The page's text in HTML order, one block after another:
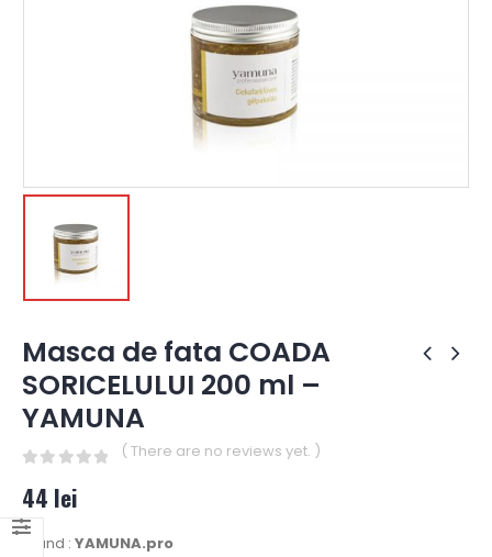
Masca de fata COADA
SORICELULUI 200 ml –
YAMUNA
( There are no reviews yet. )
44 lei
Brand : YAMUNA.pro